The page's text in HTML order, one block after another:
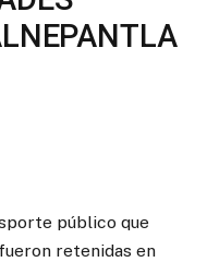
público que
retenidas en